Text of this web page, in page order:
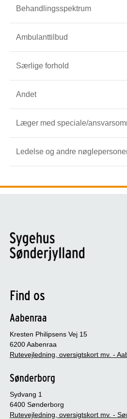
Behandlingsspektrum
Ambulanttilbud
Særlige forhold
Andet
Læger med speciale/
Ledelse og andre
Find os
Aabenraa
Kresten Philipsens Vej 15
6200 Aabenraa
Rutevejledning, oversigtskort mv. -
Sønderborg
Sydvang 1
6400 Sønderborg
Rutevejledning, oversigtskort mv. -